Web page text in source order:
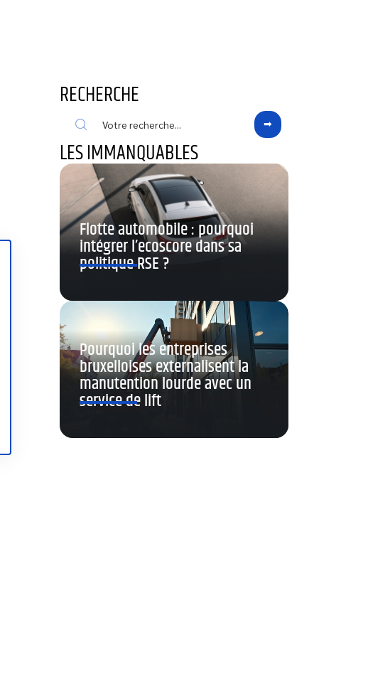
RECHERCHE
LES IMMANQUABLES
Flotte automobile : pourquoi
intégrer l’ecoscore dans sa
politique RSE ?
Pourquoi les entreprises
bruxelloises externalisent la
manutention lourde avec un
service de lift